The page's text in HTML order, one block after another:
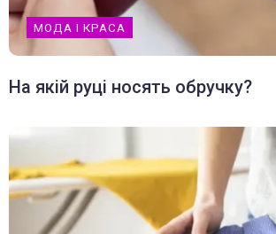
МОДА І КРАСА
На якій руці носять обручку?